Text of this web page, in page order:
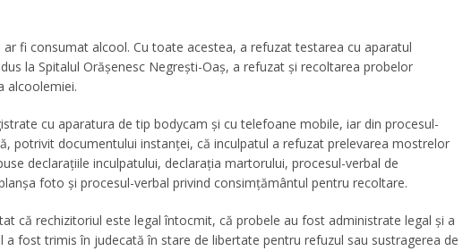
fi consumat alcool. Cu toate acestea, a refuzat testarea cu aparatul
la Spitalul Orășenesc Negrești-Oaș, a refuzat și recoltarea probelor
alcoolemiei.
cu aparatura de tip bodycam și cu telefoane mobile, iar din procesul-
potrivit documentului instanței, că inculpatul a refuzat prelevarea mostrelor
declarațiile inculpatului, declarația martorului, procesul-verbal de
foto și procesul-verbal privind consimțământul pentru recoltare.
că rechizitoriul este legal întocmit, că probele au fost administrate legal și a
a fost trimis în judecată în stare de libertate pentru refuzul sau sustragerea de